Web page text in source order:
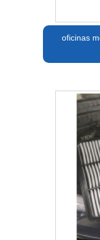
oficinas